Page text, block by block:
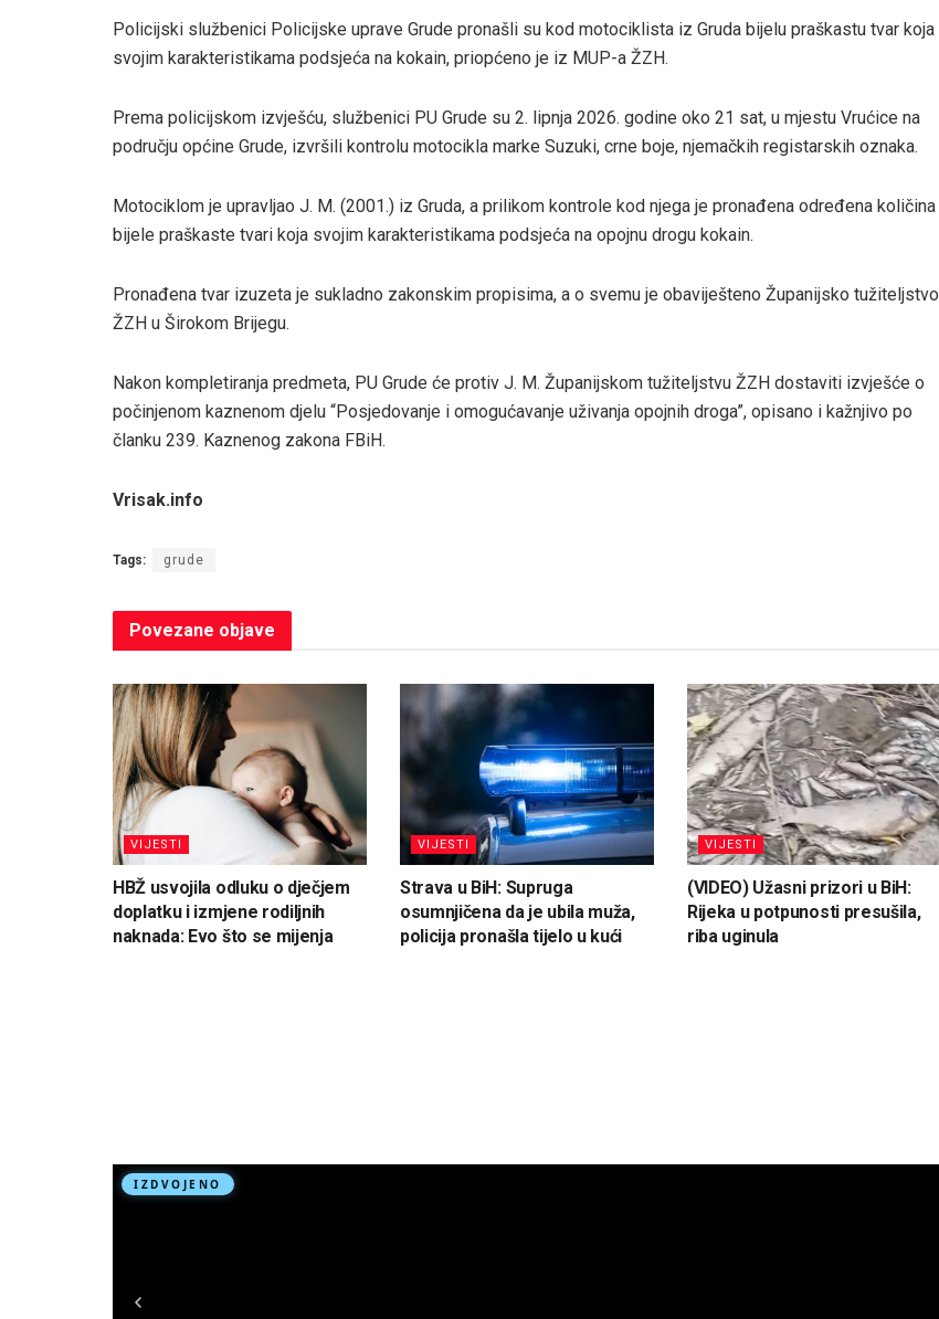
Policijski službenici Policijske uprave Grude pronašli su kod motociklista iz Gruda bijelu praškastu tvar koja
svojim karakteristikama podsjeća na kokain, priopćeno je iz MUP-a ŽZH.
Prema policijskom izvješću, službenici PU Grude su 2. lipnja 2026. godine oko 21 sat, u mjestu Vrućice na
području općine Grude, izvršili kontrolu motocikla marke Suzuki, crne boje, njemačkih registarskih oznaka.
Motociklom je upravljao J. M. (2001.) iz Gruda, a prilikom kontrole kod njega je pronađena određena količina
bijele praškaste tvari koja svojim karakteristikama podsjeća na opojnu drogu kokain.
Pronađena tvar izuzeta je sukladno zakonskim propisima, a o svemu je obaviješteno Županijsko tužiteljstvo
ŽZH u Širokom Brijegu.
Nakon kompletiranja predmeta, PU Grude će protiv J. M. Županijskom tužiteljstvu ŽZH dostaviti izvješće o
počinjenom kaznenom djelu “Posjedovanje i omogućavanje uživanja opojnih droga”, opisano i kažnjivo po
članku 239. Kaznenog zakona FBiH.
Vrisak.info
Tags: grude
Povezane objave
VIJESTI
HBŽ usvojila odluku o dječjem
doplatku i izmjene rodiljnih
naknada: Evo što se mijenja
VIJESTI
Strava u BiH: Supruga
osumnjičena da je ubila muža,
policija pronašla tijelo u kući
VIJESTI
(VIDEO) Užasni prizori u BiH:
Rijeka u potpunosti presušila,
riba uginula